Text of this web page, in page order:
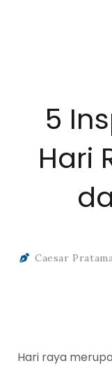
5
Hari
Caesar
Hari raya